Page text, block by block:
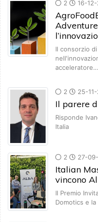
2 16-
Il consorzio
acceleratore…
2 25-
Il parere
Risponde
Italia
2 27-
Italian
vincono
Il Premio
Domotics e